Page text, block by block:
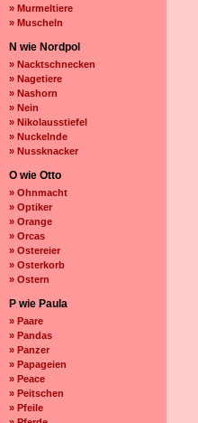
» Murmeltiere
» Muscheln
N wie Nordpol
» Nacktschnecken
» Nagetiere
» Nashorn
» Nein
» Nikolausstiefel
» Nuckelnde
» Nussknacker
O wie Otto
» Ohnmacht
» Optiker
» Orange
» Orcas
» Ostereier
» Osterkorb
» Ostern
P wie Paula
» Paare
» Pandas
» Panzer
» Papageien
» Peace
» Peitschen
» Pfeile